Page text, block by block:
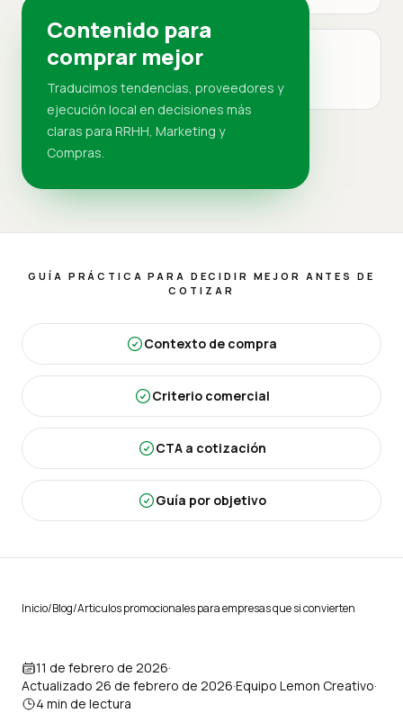
MERCADO
RD
Contenido para
comprar mejor
Traducimos tendencias, proveedores y
ejecución local en decisiones más
claras para RRHH, Marketing y
Compras.
GUÍA PRÁCTICA PARA DECIDIR MEJOR ANTES DE
COTIZAR
Contexto de compra
Criterio comercial
CTA a cotización
Guía por objetivo
Inicio/Blog/Articulos promocionales para empresas que si convierten
11 de febrero de 2026·
Actualizado 26 de febrero de 2026·Equipo Lemon Creativo·
4 min de lectura